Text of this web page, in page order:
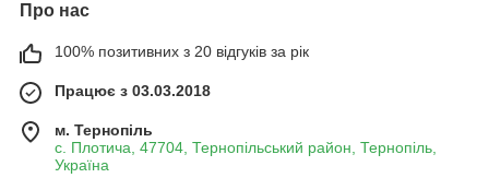
Про нас
100% позитивних з 20 відгуків за рік
Працює з 03.03.2018
м. Тернопіль
с. Плотича, 47704, Тернопільський район, Тернопіль,
Україна